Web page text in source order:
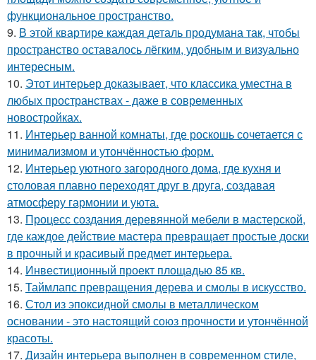
функциональное пространство.
9. В этой квартире каждая деталь продумана так, чтобы
пространство оставалось лёгким, удобным и визуально
интересным.
10. Этот интерьер доказывает, что классика уместна в
любых пространствах - даже в современных
новостройках.
11. Интерьер ванной комнаты, где роскошь сочетается с
минимализмом и утончённостью форм.
12. Интерьер уютного загородного дома, где кухня и
столовая плавно переходят друг в друга, создавая
атмосферу гармонии и уюта.
13. Процесс создания деревянной мебели в мастерской,
где каждое действие мастера превращает простые доски
в прочный и красивый предмет интерьера.
14. Инвестиционный проект площадью 85 кв.
15. Таймлапс превращения дерева и смолы в искусство.
16. Стол из эпоксидной смолы в металлическом
основании - это настоящий союз прочности и утончённой
красоты.
17. Дизайн интерьера выполнен в современном стиле,